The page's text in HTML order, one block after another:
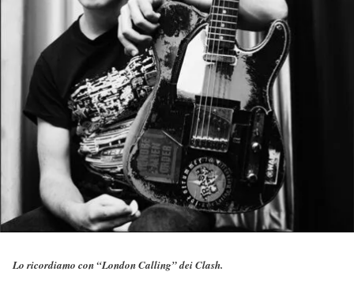
Lo ricordiamo con “London Calling” dei Clash.